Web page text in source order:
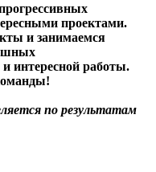
проектами.
и занимаемся
интересной работы.
по результатам